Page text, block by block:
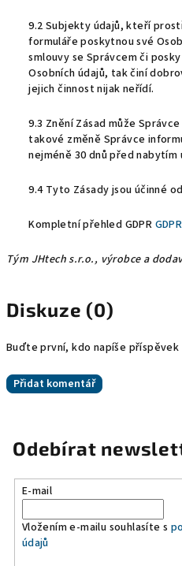
9.2 Subjekty údajů, kteří
formuláře poskytnou své
smlouvy se Správcem či
Osobních údajů, tak činí
jejich činnost nijak neřídí.
9.3 Znění Zásad může
takové změně Správce
nejméně 30 dnů před nabytím
9.4 Tyto Zásady jsou účinné
Kompletní přehled GDPR
Tým JHtech s.r.o., výrobce a
Diskuze (0)
Buďte první, kdo napíše
Přidat komentář
Odebírat
E-mail
Vložením e-mailu souhlasíte s
údajů